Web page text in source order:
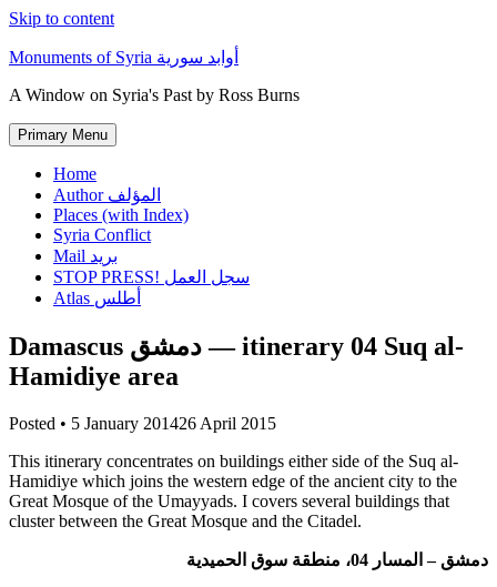
Skip to content
Monuments of Syria أوابد سورية
A Window on Syria's Past by Ross Burns
Primary Menu
Home
Author المؤلف
Places (with Index)
Syria Conflict
Mail بريد
STOP PRESS! سجل العمل
Atlas أطلس
Damascus دمشق — itinerary 04 Suq al-
Hamidiye area
Posted • 5 January 201426 April 2015
This itinerary concentrates on buildings either side of the Suq al-
Hamidiye which joins the western edge of the ancient city to the
Great Mosque of the Umayyads. I covers several buildings that
cluster between the Great Mosque and the Citadel.
دمشق – المسار 04، منطقة سوق الحميدية